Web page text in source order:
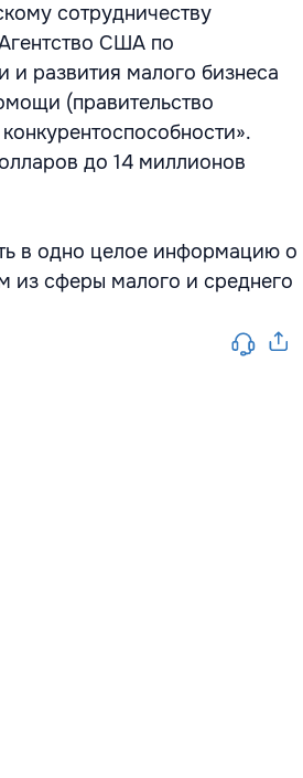
сотрудничеству
США по
развития малого бизнеса
(правительство
до 14 миллионов
в одно целое информацию о
из сферы малого и среднего